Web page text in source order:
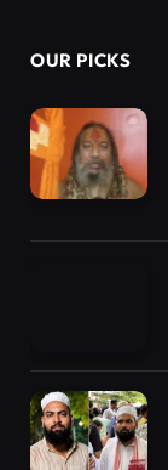
OUR PICKS